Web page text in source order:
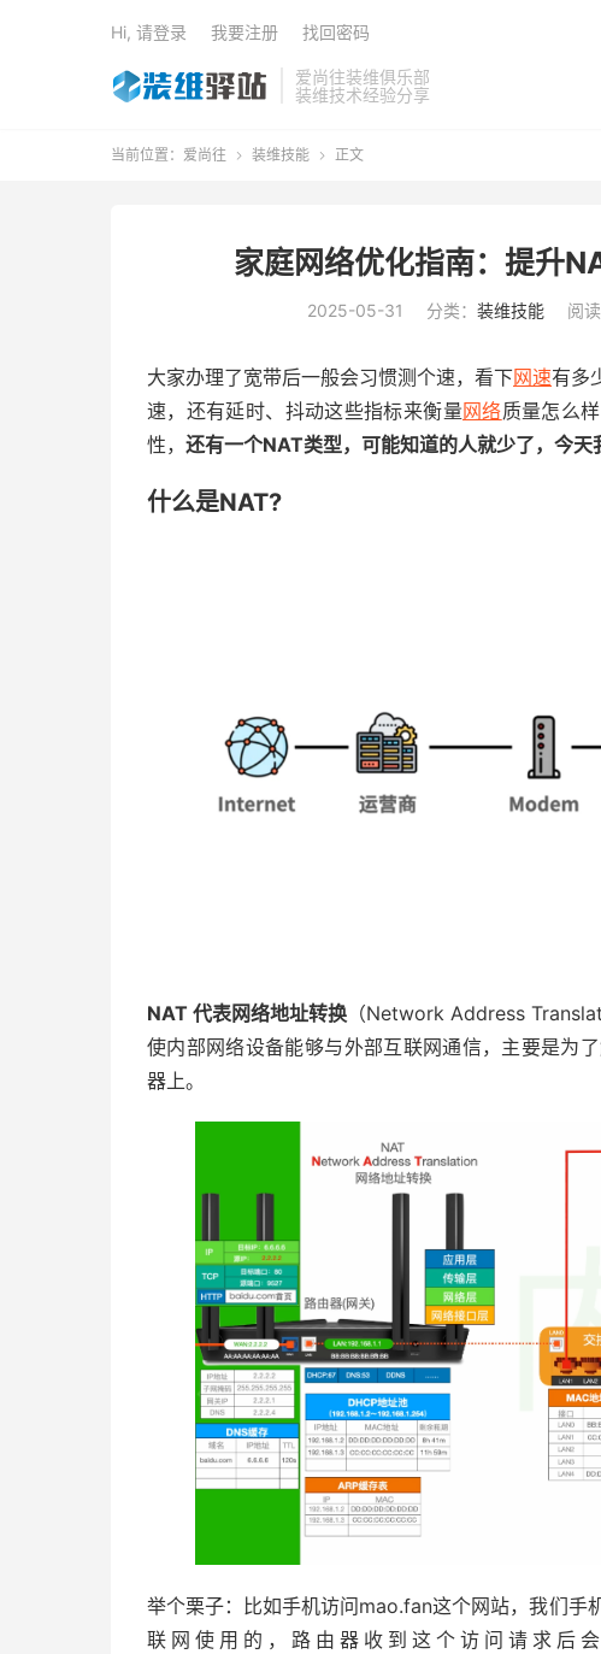
爱尚往装维俱乐部
装维技术经验分享
Hi, 请登录 我要注册 找回密码
当前位置： 爱尚往  装维技能  正文
家庭网络优化指南：提升
2025-05-31 分类： 装维技能 阅
大家办理了宽带后一般会习惯测个速，看下网速有多
速，还有延时、抖动这些指标来衡量网络质量怎么
性， 还有一个NAT类型，可能知道的人就少了，今天
什么是NAT?
NAT 代表网络地址转换 （Network Address
使内部网络设备能够与外部互联网通信，主要是为
器上。
举个栗子：比如手机访问mao.fan这个网站，我们手
联网使用的，路由器收到这个访问请求后